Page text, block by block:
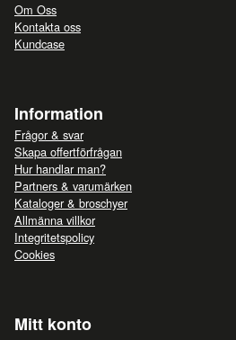
Om Oss
Kontakta oss
Kundcase
Information
Frågor & svar
Skapa offertförfrågan
Hur handlar man?
Partners & varumärken
Kataloger & broschyer
Allmänna villkor
Integritetspolicy
Cookies
Mitt konto